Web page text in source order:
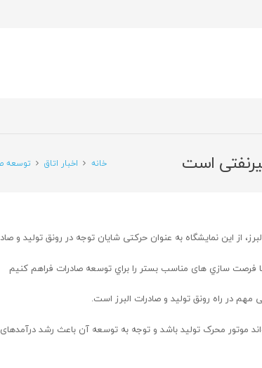
است خانه اخبار اتاق توسعه
از این نمایشگاه به عنوان حرکتی شایان توجه در رونق تولید و
فرصت سازي های مناسب بستر را براي توسعه صادرات فراهم كنيم
مهم در راه رونق تولید و صادرات البرز است.
موتور محرک تولید باشد و توجه به توسعه آن باعث رشد درآمدهای